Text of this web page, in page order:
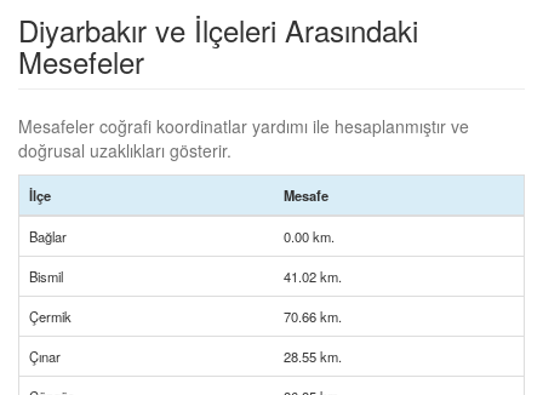
Diyarbakır ve İlçeleri Arasındaki
Mesefeler
Mesafeler coğrafi koordinatlar yardımı ile hesaplanmıştır ve
doğrusal uzaklıkları gösterir.
İlçe Mesafe
Bağlar 0.00 km.
Bismil 41.02 km.
Çermik 70.66 km.
Çınar 28.55 km.